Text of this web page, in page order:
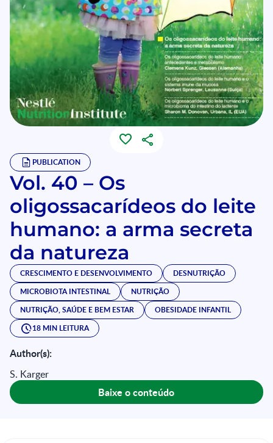
PUBLICATION
Vol. 40 – Os
oligossacarídeos do leite
humano: a arma secreta
da natureza
CRESCIMENTO E DESENVOLVIMENTO
DESNUTRIÇÃO
MICROBIOTA INTESTINAL
NUTRIÇÃO
NUTRIÇÃO, SAÚDE E BEM ESTAR
OBESIDADE INFANTIL
18 MIN LEITURA
Author(s):
S. Karger
Baixe o conteúdo